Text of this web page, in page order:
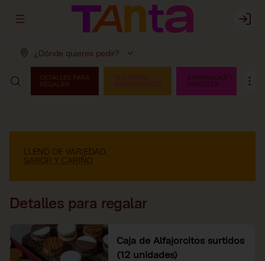
Abrir menu de navegación Login
¿Dónde quieres pedir?
Detalles para regalar
Caja de Alfajorcitos surtidos
(12 unidades)